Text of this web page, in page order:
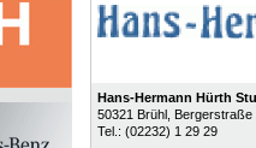
Hans-Hermann Hürth
50321 Brühl, Bergerstraße
Tel.: (02232) 1 29 29